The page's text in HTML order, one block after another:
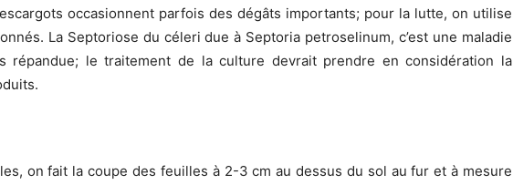
occasionnent parfois des dégâts importants; pour la lutte, on utilise
La Septoriose du céleri due à Septoria petroselinum, c’est une maladie
répandue; le traitement de la culture devrait prendre en considération la
on fait la coupe des feuilles à 2-3 cm au dessus du sol au fur et à mesure